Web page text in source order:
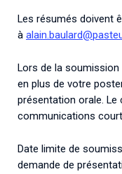
Les résumés doivent
à
Lors de la soumission
en plus de votre
présentation orale.
communications
Date limite de
demande de